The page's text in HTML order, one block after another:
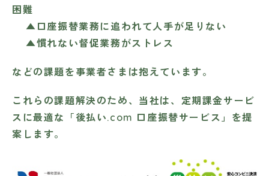
困難
▲口座振替業務に追われて人手が足りない
▲慣れない督促業務がストレス
などの課題を事業者さまは抱えています。
これらの課題解決のため、当社は、定期課金サービ
スに最適な「後払い.com 口座振替サービス」を提
案します。